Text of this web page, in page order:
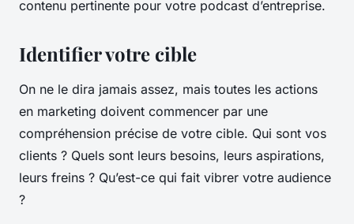
contenu pertinente pour votre podcast d’entreprise.
Identifier votre cible
On ne le dira jamais assez, mais toutes les actions
en marketing doivent commencer par une
compréhension précise de votre cible. Qui sont vos
clients ? Quels sont leurs besoins, leurs aspirations,
leurs freins ? Qu’est-ce qui fait vibrer votre audience
?